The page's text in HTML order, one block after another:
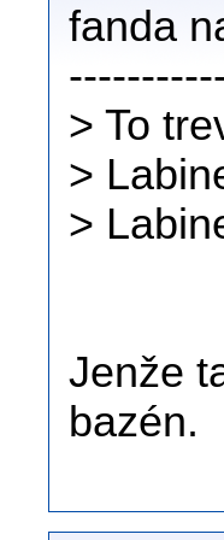
fanda
> To
>
>
Jenže
bazén.